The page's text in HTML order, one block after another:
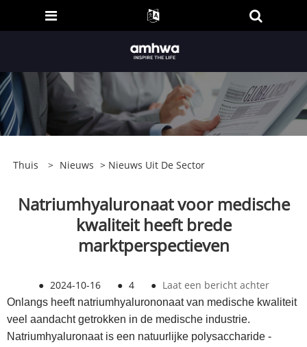
Thuis > Nieuws > Nieuws Uit De Sector
Natriumhyaluronaat voor medische
kwaliteit heeft brede
marktperspectieven
● 2024-10-16 ● 4 ● Laat een bericht achter
Onlangs heeft natriumhyalurononaat van medische kwaliteit
veel aandacht getrokken in de medische industrie.
Natriumhyaluronaat is een natuurlijke polysaccharide -